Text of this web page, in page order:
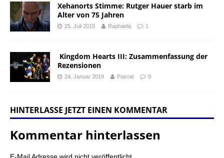
Xehanorts Stimme: Rutger Hauer starb im
Alter von 75 Jahren
25. Juli 2019 Raphaela 1
Kingdom Hearts III: Zusammenfassung der
Rezensionen
24. Januar 2019 Pascal 0
HINTERLASSE JETZT EINEN KOMMENTAR
Kommentar hinterlassen